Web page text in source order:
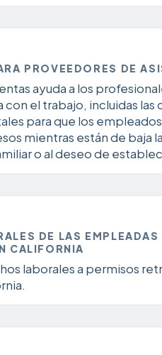
PROVEEDORES DE
ayuda a los
el trabajo, incluidas
para que los
mientras están de baja
o al deseo de
DE LAS
CALIFORNIA
laborales a permisos